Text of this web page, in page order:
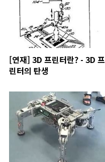
[연재] 3D 프린터란? - 3D 프
린터의 탄생